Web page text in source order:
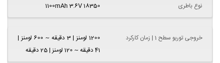
نوع باطری 1100mAh 3.6V 18350
خروجی توربو سطح 1 | زمان کارکرد
1200 لومنز | 3 دقیقه ~ 600 لومنز |
41 دقیقه ~ 120 لومنز | 25 دقیقه